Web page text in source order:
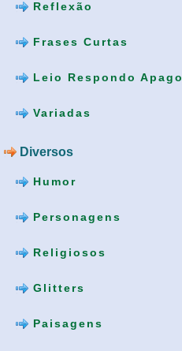
Reflexão
Frases Curtas
Leio Respondo Apago
Variadas
Diversos
Humor
Personagens
Religiosos
Glitters
Paisagens